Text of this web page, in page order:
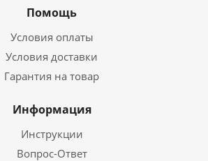
Помощь
Условия оплаты
Условия доставки
Гарантия на товар
Информация
Инструкции
Вопрос-Ответ